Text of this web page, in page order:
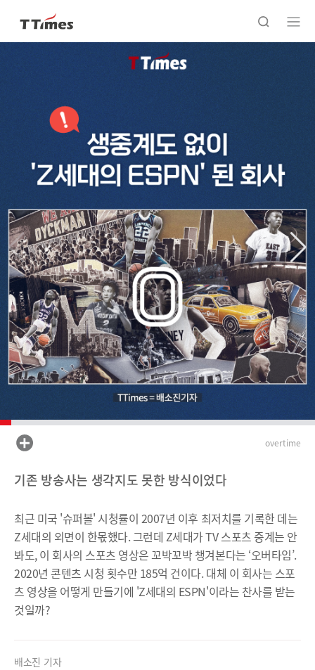
overtime
기존 방송사는 생각지도 못한 방식이었다
최근 미국 '슈퍼볼' 시청률이 2007년 이후 최저치를 기록한 데는
Z세대의 외면이 한몫했다. 그런데 Z세대가 TV 스포츠 중계는 안
봐도, 이 회사의 스포츠 영상은 꼬박꼬박 챙겨본다는 ‘오버타임’.
2020년 콘텐츠 시청 횟수만 185억 건이다. 대체 이 회사는 스포
츠 영상을 어떻게 만들기에 'Z세대의 ESPN'이라는 찬사를 받는
것일까?
배소진 기자